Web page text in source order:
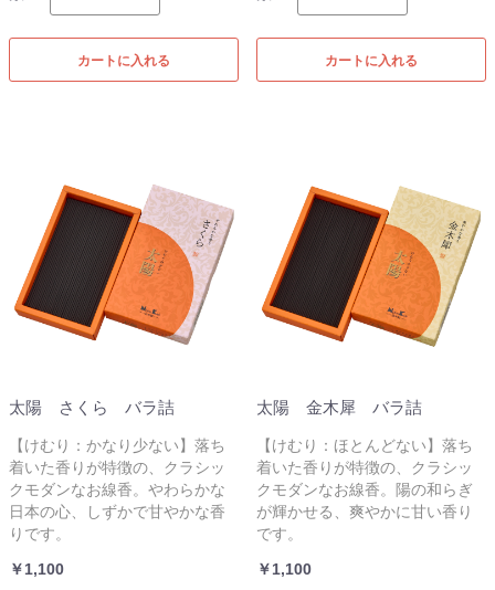
カートに入れる カートに入れる
太陽 さくら バラ詰
【けむり：かなり少ない】落ち
着いた香りが特徴の、クラシッ
クモダンなお線香。やわらかな
日本の心、しずかで甘やかな香
りです。
￥1,100
太陽 金木犀 バラ詰
【けむり：ほとんどない】落ち
着いた香りが特徴の、クラシッ
クモダンなお線香。陽の和らぎ
が輝かせる、爽やかに甘い香り
です。
￥1,100